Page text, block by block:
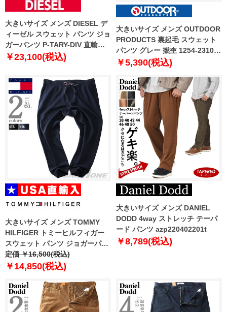
大きいサイズ メンズ DIESEL デ
ィーゼル スウェット パンツ ジョ
ガーパンツ P-TARY-DIV 直輸入
品 a03770-0bawt
￥23,100(税込)
大きいサイズ メンズ OUTDOOR
PRODUCTS 裏起毛 スウェット
パンツ グレー 撚杢 1254-2310-2
2L 3L 4L 5L 6L 7L 8L
￥5,390(税込)
大きいサイズ メンズ TOMMY
HILFIGER トミーヒルフィガー
スウェット パンツ ジョガーパン
ツ USA直輸入 78b7085
定価 ￥16,500(税込)
￥14,850(税込)
大きいサイズ メンズ DANIEL
DODD 4way ストレッチ テーパ
ード パンツ azp220402201t
￥8,789(税込)